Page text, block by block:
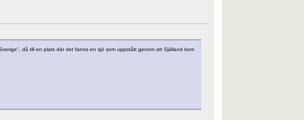
då till en plats där det fanns en sjö som uppstått genom att Själland kom